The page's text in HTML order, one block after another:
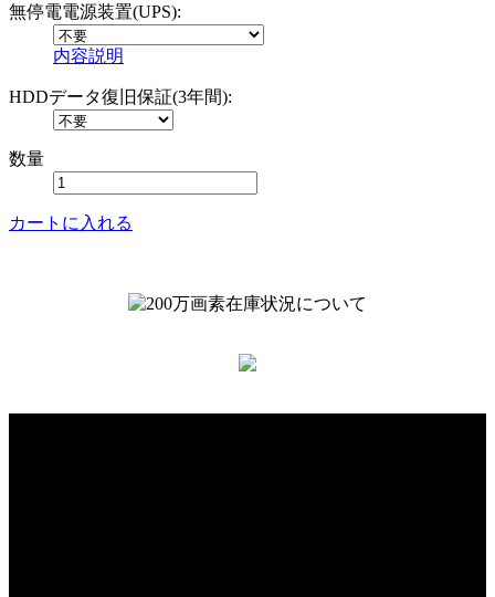
無停電電源装置(UPS):
内容説明
HDDデータ復旧保証(3年間):
数量
カートに入れる